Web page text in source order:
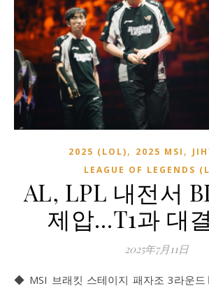
2025 (LOL), 2025 MSI ,
LEAGUE OF LEGENDS
AL, LPL 내전서
제압…T1과 대
2025年7月11日
◆ MSI 브래킷 스테이지 패자조 3라운드▶ 애니원즈 레전드